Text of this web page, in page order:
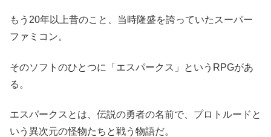
もう20年以上昔のこと、当時隆盛を誇っていたスーパー
ファミコン。
そのソフトのひとつに「エスパークス」というRPGがあ
る。
エスパークスとは、伝説の勇者の名前で、プロトルードと
いう異次元の怪物たちと戦う物語だ。